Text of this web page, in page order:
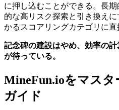
に押し込むことができる。長
的な高リスク探索と引き換え
かるスコアリングカテゴリに直
記念碑の建設はやめ、効率の
が待っている。
MineFun.ioをマスタ
ガイド